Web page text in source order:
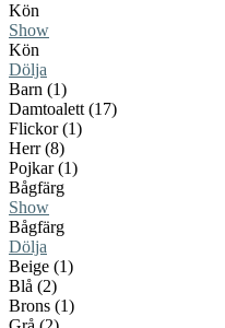
Kön
Show
Kön
Dölja
Barn (1)
Damtoalett (17)
Flickor (1)
Herr (8)
Pojkar (1)
Bågfärg
Show
Bågfärg
Dölja
Beige (1)
Blå (2)
Brons (1)